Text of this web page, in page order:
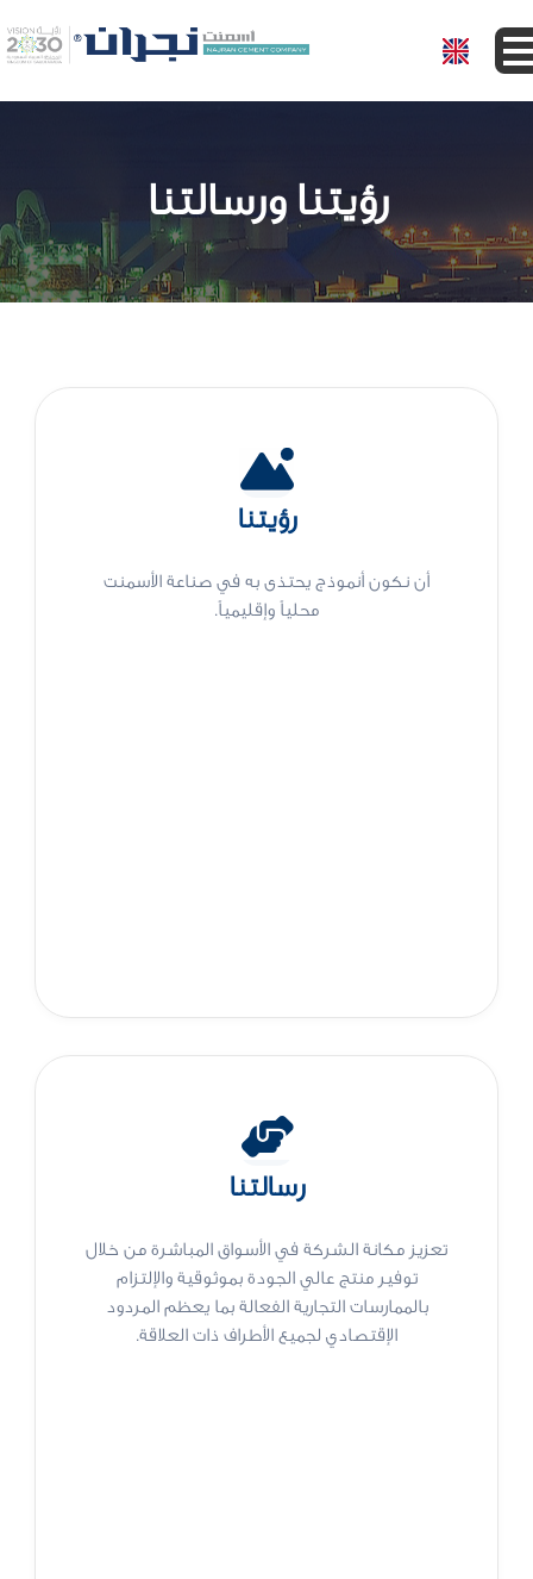
المنتجات
الخدمات
المركز الأعلامي
رؤيتنا ورسالتنا
رؤيتنا
أن نكون أنموذج يحتذى به في صناعة الأسمنت
محلياً وإقليمياً.
رسالتنا
تعزيز مكانة الشركة في الأسواق المباشرة من خلال
توفير منتج عالي الجودة بموثوقية والإلتزام
بالممارسات التجارية الفعالة بما يعظم المردود
الإقتصادي لجميع الأطراف ذات العلاقة.